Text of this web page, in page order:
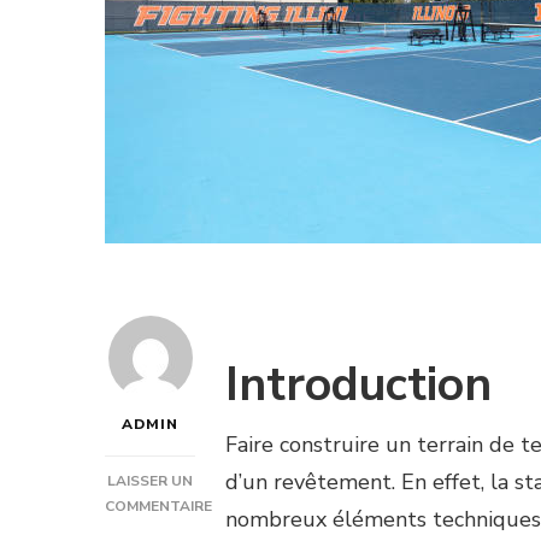
ADMIN
LAISSER UN
COMMENTAIRE
Introduction
Faire construire un terrain de
d’un revêtement. En effet, la
nombreux éléments